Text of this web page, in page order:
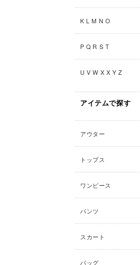
K L M N O
P Q R S T
U V W X X Y Z
アイテムで探す
アウター
トップス
ワンピース
パンツ
スカート
バッグ